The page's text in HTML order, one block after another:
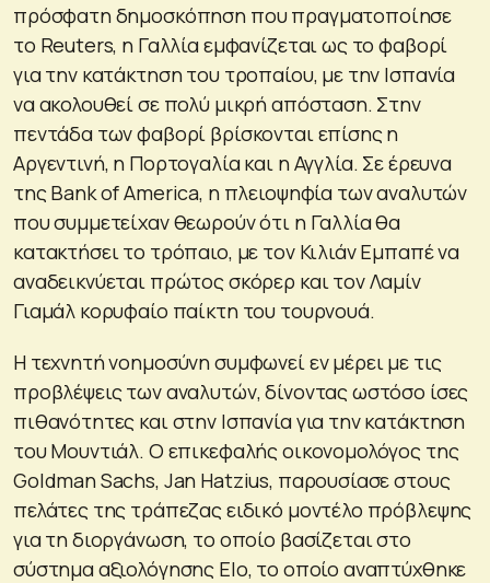
πρόσφατη δημοσκόπηση που πραγματοποίησε
το Reuters, η Γαλλία εμφανίζεται ως το φαβορί
για την κατάκτηση του τροπαίου, με την Ισπανία
να ακολουθεί σε πολύ μικρή απόσταση. Στην
πεντάδα των φαβορί βρίσκονται επίσης η
Αργεντινή, η Πορτογαλία και η Αγγλία. Σε έρευνα
της Bank of America, η πλειοψηφία των αναλυτών
που συμμετείχαν θεωρούν ότι η Γαλλία θα
κατακτήσει το τρόπαιο, με τον Κιλιάν Εμπαπέ να
αναδεικνύεται πρώτος σκόρερ και τον Λαμίν
Γιαμάλ κορυφαίο παίκτη του τουρνουά.
Η τεχνητή νοημοσύνη συμφωνεί εν μέρει με τις
προβλέψεις των αναλυτών, δίνοντας ωστόσο ίσες
πιθανότητες και στην Ισπανία για την κατάκτηση
του Μουντιάλ. Ο επικεφαλής οικονομολόγος της
Goldman Sachs, Jan Hatzius, παρουσίασε στους
πελάτες της τράπεζας ειδικό μοντέλο πρόβλεψης
για τη διοργάνωση, το οποίο βασίζεται στο
σύστημα αξιολόγησης Elo, το οποίο αναπτύχθηκε